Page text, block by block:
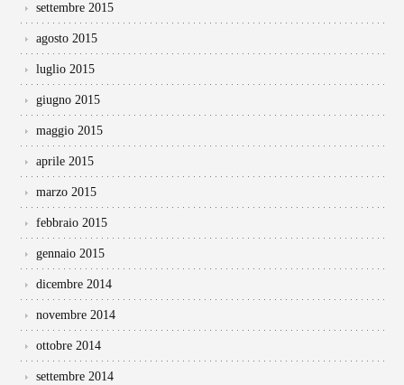
settembre 2015
agosto 2015
luglio 2015
giugno 2015
maggio 2015
aprile 2015
marzo 2015
febbraio 2015
gennaio 2015
dicembre 2014
novembre 2014
ottobre 2014
settembre 2014